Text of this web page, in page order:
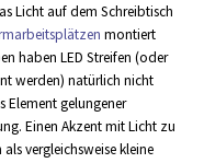
Licht auf dem Schreibtisch
montiert
haben LED Streifen (oder
werden) natürlich nicht
Element gelungener
Einen Akzent mit Licht zu
vergleichsweise kleine